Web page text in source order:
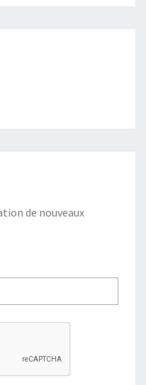
de nouveaux